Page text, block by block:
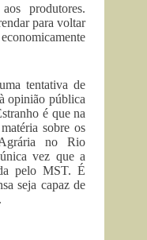
produtores.
para voltar
tentativa de
opinião pública
é que na
sobre os
no Rio
vez que a
pelo MST. É
seja capaz de